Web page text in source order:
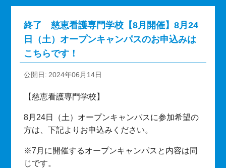
終了 慈恵看護専門学校【8月開催】8月24
日（土）オープンキャンパスのお申込みは
こちらです！
公開日 2024年06月14日
【慈恵看護専門学校】
8月24日（土）オープンキャンパスに参加希望の
方は、下記よりお申込みください。
※7月に開催するオープンキャンパスと内容は同
じです。